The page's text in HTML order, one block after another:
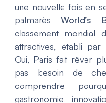
une nouvelle fois en
palmarès World’s
classement mondial
attractives, établi par
Oui, Paris fait rêver
pas besoin de
comprendre
gastronomie,